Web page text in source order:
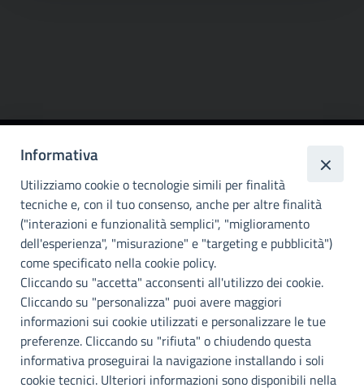
Città
metropolitana di
Palermo
INFO E CONTATTI
I nostri canali social
Accessibilità
Città Metropolitana di Palermo si impegna a rendere il proprio sito
web accessibile, conformemente al D.lgs. 10 agosto 2018, n°106
che ha recepito la direttiva UE 2016/2102 del Parlamento euopeo e
del Consiglio.
Informativa
Utilizziamo cookie o tecnologie simili per finalità
tecniche e, con il tuo consenso, anche per altre finalità
("interazioni e funzionalità semplici", "miglioramento
dell'esperienza", "misurazione" e "targeting e pubblicità")
come specificato nella cookie policy.
Cliccando su "accetta" acconsenti all'utilizzo dei cookie.
Cliccando su "personalizza" puoi avere maggiori
informazioni sui cookie utilizzati e personalizzare le tue
preferenze. Cliccando su "rifiuta" o chiudendo questa
informativa proseguirai la navigazione installando i soli
cookie tecnici. Ulteriori informazioni sono disponibili nella